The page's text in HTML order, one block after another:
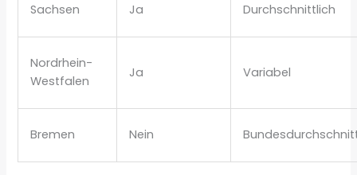
Sachsen Ja Durchschnittlich
Nordrhein-
Westfalen
Ja Variabel
Bremen Nein